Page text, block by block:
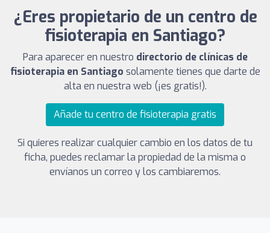
¿Eres propietario de un centro de
fisioterapia en Santiago?
Para aparecer en nuestro directorio de clínicas de
fisioterapia en Santiago solamente tienes que darte de
alta en nuestra web (¡es gratis!).
Añade tu centro de fisioterapia gratis
Si quieres realizar cualquier cambio en los datos de tu
ficha, puedes reclamar la propiedad de la misma o
envíanos un correo y los cambiaremos.